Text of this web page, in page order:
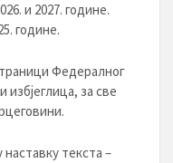
и 2027. године.
године.
Федералног
за све
текста –